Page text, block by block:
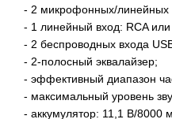
- 2 микрофонных/линейных
- 1 линейный вход: RCA
- 2 беспроводных входа
- 2-полосный эквалайзер;
- эффективный диапазон
- максимальный уровень
- аккумулятор: 11,1 В/8000